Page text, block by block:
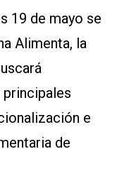
19 de mayo se
Alimenta, la
e
de